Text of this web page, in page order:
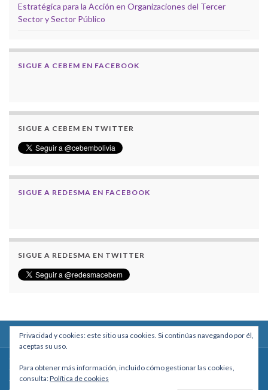
Estratégica para la Acción en Organizaciones del Tercer
Sector y Sector Público
SIGUE A CEBEM EN FACEBOOK
SIGUE A CEBEM EN TWITTER
SIGUE A REDESMA EN FACEBOOK
SIGUE A REDESMA EN TWITTER
Calle Macario Pinilla # 2588 esq. Av. Arce, Edificio Arcadia, Mezzanine, Of. 101
- La Paz, Bolivia
Privacidad y cookies: este sitio usa cookies. Si continúas navegando por él,
aceptas su uso.
Para obtener más información, incluido cómo gestionar las cookies,
consulta:Política de cookies